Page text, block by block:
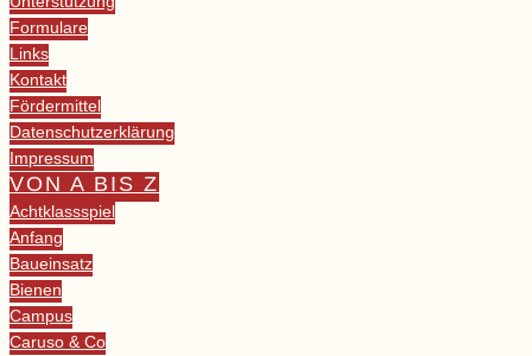
Formulare
Links
Kontakt
Fördermittel
Datenschutzerklärung
Impressum
VON A BIS Z
Achtklassspiel
Anfang
Baueinsatz
Bienen
Campus
Caruso & Co